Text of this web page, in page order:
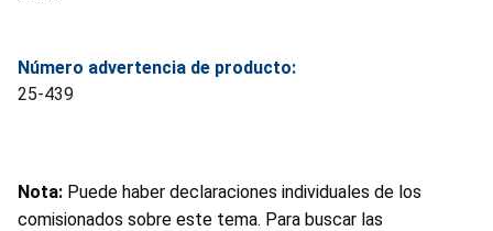
Número advertencia de producto:
25-439
Nota: Puede haber declaraciones individuales de los
comisionados sobre este tema. Para buscar las